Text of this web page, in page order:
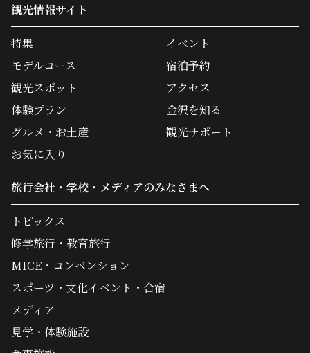
観光情報サイト
特集
モデルコース
観光スポット
体験プラン
グルメ・お土産
イベント
宿泊予約
アクセス
金沢を知る
観光サポート
お気に入り
旅行会社・学校・メディアのみなさまへ
トピックス
修学旅行・教育旅行
MICE・コンベンション
スポーツ・文化イベント・合宿
メディア
見学・体験施設